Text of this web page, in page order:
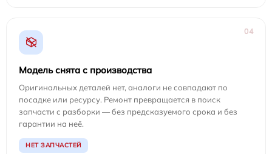
04
Модель снята с производства
Оригинальных деталей нет, аналоги не совпадают по
посадке или ресурсу. Ремонт превращается в поиск
запчасти с разборки — без предсказуемого срока и без
гарантии на неё.
НЕТ ЗАПЧАСТЕЙ